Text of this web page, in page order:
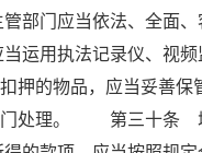
门应当依法、全面、
用执法记录仪、视频
的物品，应当妥善保
门处理。 第三十条